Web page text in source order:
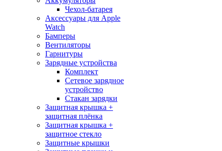
Чехол-батарея
Аксессуары для Apple
Watch
Бамперы
Вентиляторы
Гарнитуры
Зарядные устройства
Комплект
Сетевое зарядное
устройство
Стакан зарядки
Защитная крышка +
защитная плёнка
Защитная крышка +
защитное стекло
Защитные крышки